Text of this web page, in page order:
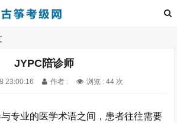
JYPC陪诊师
23:00:16 作者 : 浏览 : 44 次
专业的医学术语之间，患者往往需要